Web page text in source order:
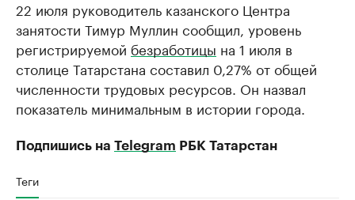
22 июля руководитель казанского Центра
занятости Тимур Муллин сообщил, уровень
регистрируемой безработицы на 1 июля в
столице Татарстана составил 0,27% от общей
численности трудовых ресурсов. Он назвал
показатель минимальным в истории города.
Подпишись на Telegram РБК Татарстан
Теги